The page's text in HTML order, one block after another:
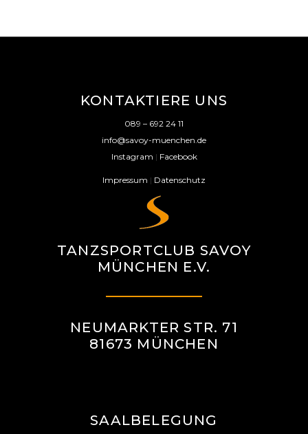
KONTAKTIERE UNS
089 – 692 24 11
info@savoy-muenchen.de
Instagram | Facebook
Impressum | Datenschutz
TANZSPORTCLUB SAVOY
MÜNCHEN E.V.
NEUMARKTER STR. 71
81673 MÜNCHEN
SAALBELEGUNG